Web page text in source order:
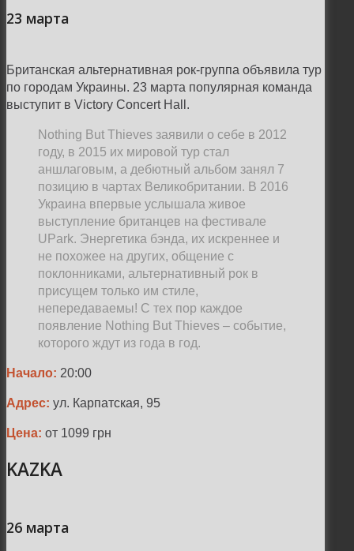
23 марта
Британская альтернативная рок-группа объявила тур
по городам Украины. 23 марта популярная команда
выступит в Victory Concert Hall.
Nothing But Thieves заявили о себе в 2012
году, в 2015 их мировой тур стал
аншлаговым, а дебютный альбом занял 7
позицию в чартах Великобритании. В 2016
Украина впервые услышала живое
выступление британцев на фестивале
UPark. Энергетика бэнда, их искреннее и
не похожее на других, общение с
поклонниками, альтернативный рок в
присущем только им стиле,
непередаваемы! С тех пор каждое
появление Nothing But Thieves – событие,
которого ждут из года в год.
Начало: 20:00
Адрес: ул. Карпатская, 95
Цена: от 1099 грн
KAZKA
26 марта